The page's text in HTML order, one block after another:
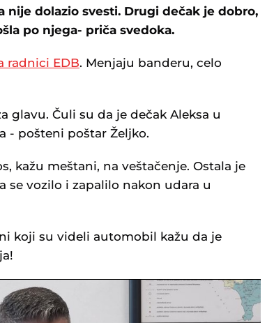
nije dolazio svesti. Drugi dečak je dobro,
po njega- priča svedoka.
radnici EDB. Menjaju banderu, celo
glavu. Čuli su da je dečak Aleksa u
- pošteni poštar Željko.
kažu meštani, na veštačenje. Ostala je
se vozilo i zapalilo nakon udara u
koji su videli automobil kažu da je